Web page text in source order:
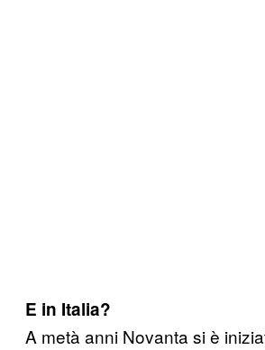
E in Italia?
A metà anni Novanta si è